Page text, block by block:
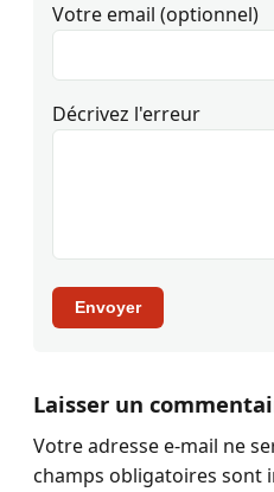
Votre email (optionnel)
Décrivez l'erreur
Envoyer
Laisser un
Votre adresse e-mail ne
champs obligatoires sont